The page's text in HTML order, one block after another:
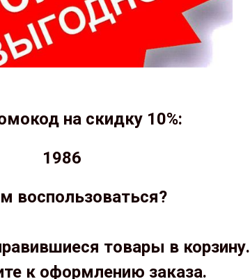
на скидку 10%:
1986
воспользоваться?
товары в корзину.
к оформлению заказа.